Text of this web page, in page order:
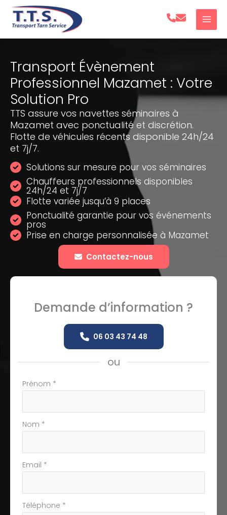
Aller
Transport Évènement
Professionnel Mazamet : Votre
Solution Pro
TTS assure vos navettes séminaires à
Mazamet avec ponctualité et discrétion.
Flotte de véhicules récents disponible 24h/24
et 7j/7.
Solutions sur mesure pour vos séminaires
Chauffeurs professionnels disponibles
24h/24 et 7j/7
Flotte variée jusqu’à 9 places
Ponctualité garantie pour vos événements
pros
Prise en charge personnalisée à Mazamet
Contactez-nous
Demande d’information ?
06 03 43 74 48
ou
Formulaire
téléphone
Prénom *
Nom *
Email *
Téléphone *